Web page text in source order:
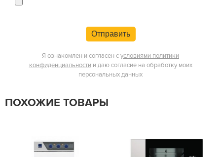
Отправить
Я ознакомлен и согласен сусловиями политики
конфиденциальности и даю согласие на обработку моих
персональных данных
ПОХОЖИЕ ТОВАРЫ